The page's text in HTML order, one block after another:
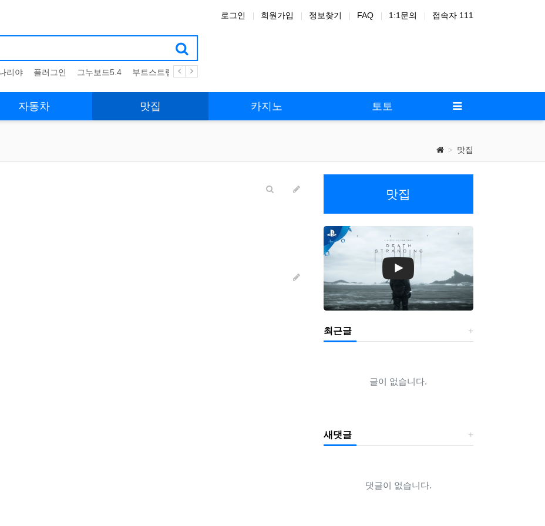
로그인 회원가입 정보찾기 FAQ 1:1문의 접속자 111
리야 플러그인 그누보드5.4 부트스트랩4 테마
자동차 맛집 카지노 토토
맛집
맛집
최근글
글이 없습니다.
새댓글
댓글이 없습니다.